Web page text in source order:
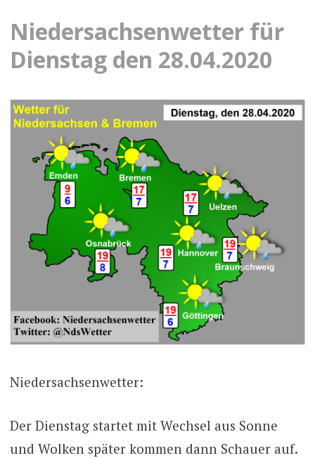
Niedersachsenwetter für
Dienstag den 28.04.2020
Niedersachsenwetter:
Der Dienstag startet mit Wechsel aus Sonne
und Wolken später kommen dann Schauer auf.